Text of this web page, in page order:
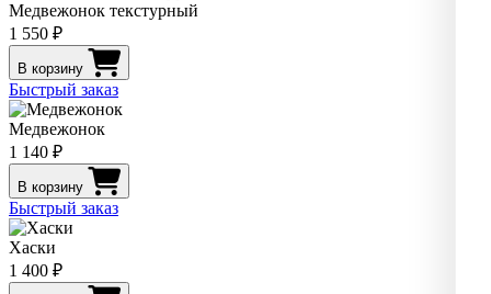
Медвежонок текстурный
1 550 ₽
В корзину
Быстрый заказ
Медвежонок
1 140 ₽
В корзину
Быстрый заказ
Хаски
1 400 ₽